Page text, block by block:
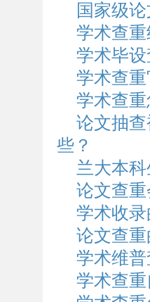
国家级
学术查
学术毕
学术查
学术查
论文抽
些？
兰大本
论文查
学术收
论文查
学术维
学术查